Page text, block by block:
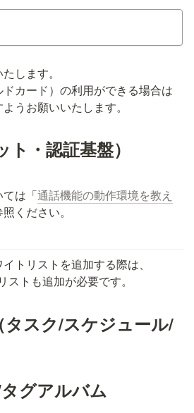
します。
カード）の利用ができる場合は
うお願いいたします。
ト・認証基盤）
は「通話機能の動作環境を教え
ください。
トリストを追加する際は、
ストも追加が必要です。
スク/スケジュール/
グアルバム